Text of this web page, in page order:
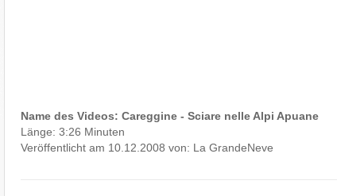
Name des Videos: Careggine - Sciare nelle Alpi Apuane
Länge: 3:26 Minuten
Veröffentlicht am 10.12.2008 von: La GrandeNeve